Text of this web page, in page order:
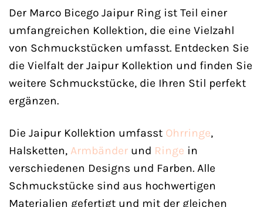
Der Marco Bicego Jaipur Ring ist Teil einer
umfangreichen Kollektion, die eine Vielzahl
von Schmuckstücken umfasst. Entdecken Sie
die Vielfalt der Jaipur Kollektion und finden Sie
weitere Schmuckstücke, die Ihren Stil perfekt
ergänzen.
Die Jaipur Kollektion umfasst Ohrringe,
Halsketten, Armbänder und Ringe in
verschiedenen Designs und Farben. Alle
Schmuckstücke sind aus hochwertigen
Materialien gefertigt und mit der gleichen